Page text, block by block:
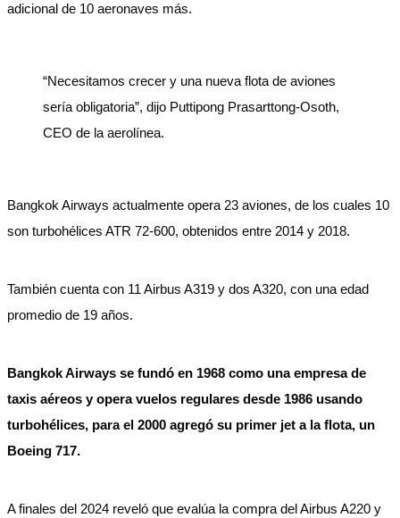
adicional de 10 aeronaves más.
“Necesitamos crecer y una nueva flota de aviones
sería obligatoria”, dijo Puttipong Prasarttong-Osoth,
CEO de la aerolínea.
Bangkok Airways actualmente opera 23 aviones, de los cuales 10
son turbohélices ATR 72-600, obtenidos entre 2014 y 2018.
También cuenta con 11 Airbus A319 y dos A320, con una edad
promedio de 19 años.
Bangkok Airways se fundó en 1968 como una empresa de
taxis aéreos y opera vuelos regulares desde 1986 usando
turbohélices, para el 2000 agregó su primer jet a la flota, un
Boeing 717.
A finales del 2024 reveló que evalúa la compra del Airbus A220 y